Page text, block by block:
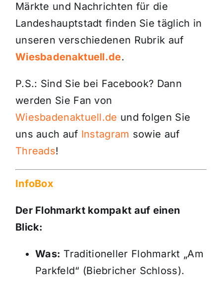
Märkte und Nachrichten für die
Landeshauptstadt finden Sie täglich in
unseren verschiedenen Rubrik auf
Wiesbadenaktuell.de.
P.S.: Sind Sie bei Facebook? Dann
werden Sie Fan von
Wiesbadenaktuell.de und folgen Sie
uns auch auf Instagram sowie auf
Threads!
InfoBox
Der Flohmarkt kompakt auf einen
Blick:
Was: Traditioneller Flohmarkt „Am
Parkfeld“ (Biebricher Schloss).